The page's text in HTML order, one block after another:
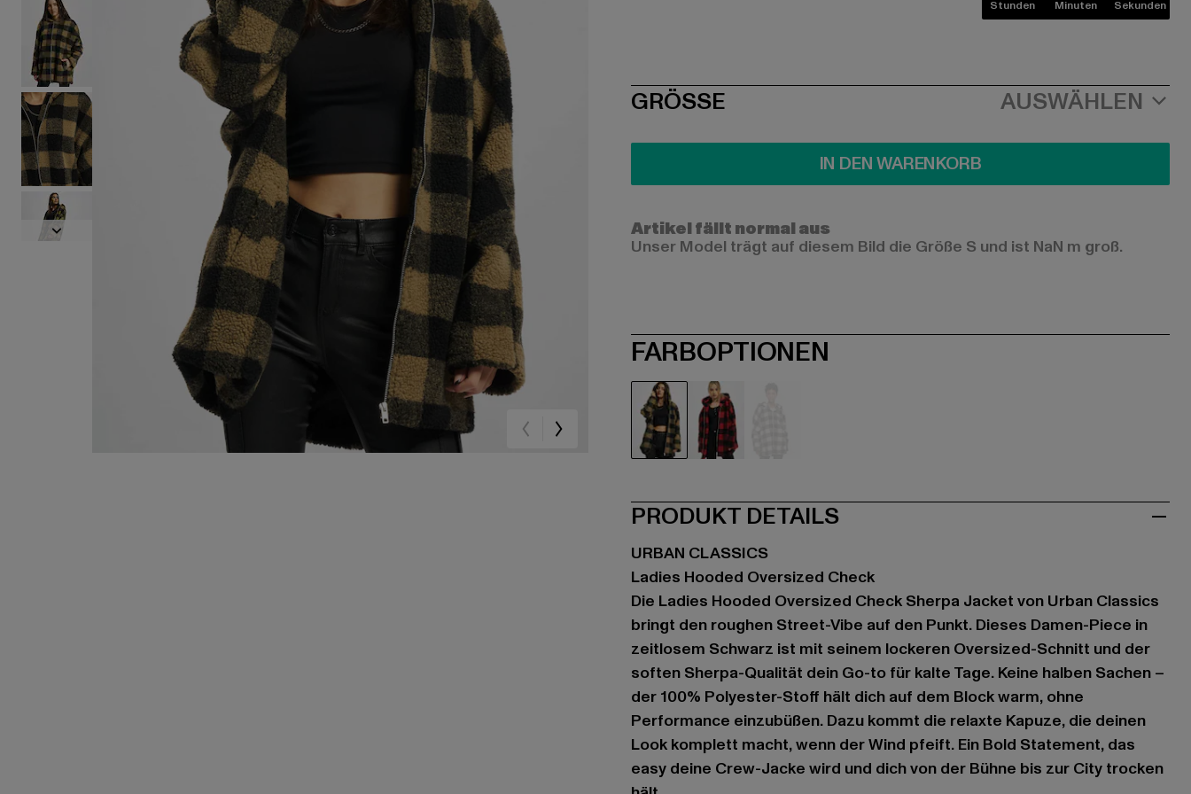
Stunden Minuten Sekunden
SIZE
GRÖSSE AUSWÄHLEN
IN DEN WARENKORB
Artikel fällt normal aus
Unser Model trägt auf diesem Bild die Größe S und ist NaN m groß.
FARBOPTIONEN
PRODUKT DETAILS
URBAN CLASSICS
Ladies Hooded Oversized Check
Die Ladies Hooded Oversized Check Sherpa Jacket von Urban Classics
bringt den roughen Street-Vibe auf den Punkt. Dieses Damen-Piece in
zeitlosem Schwarz ist mit seinem lockeren Oversized-Schnitt und der
soften Sherpa-Qualität dein Go-to für kalte Tage. Keine halben Sachen –
der 100% Polyester-Stoff hält dich auf dem Block warm, ohne
Performance einzubüßen. Dazu kommt die relaxte Kapuze, die deinen
Look komplett macht, wenn der Wind pfeift. Ein Bold Statement, das
easy deine Crew-Jacke wird und dich von der Bühne bis zur City trocken